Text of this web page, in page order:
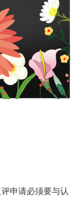
申请必须要与认